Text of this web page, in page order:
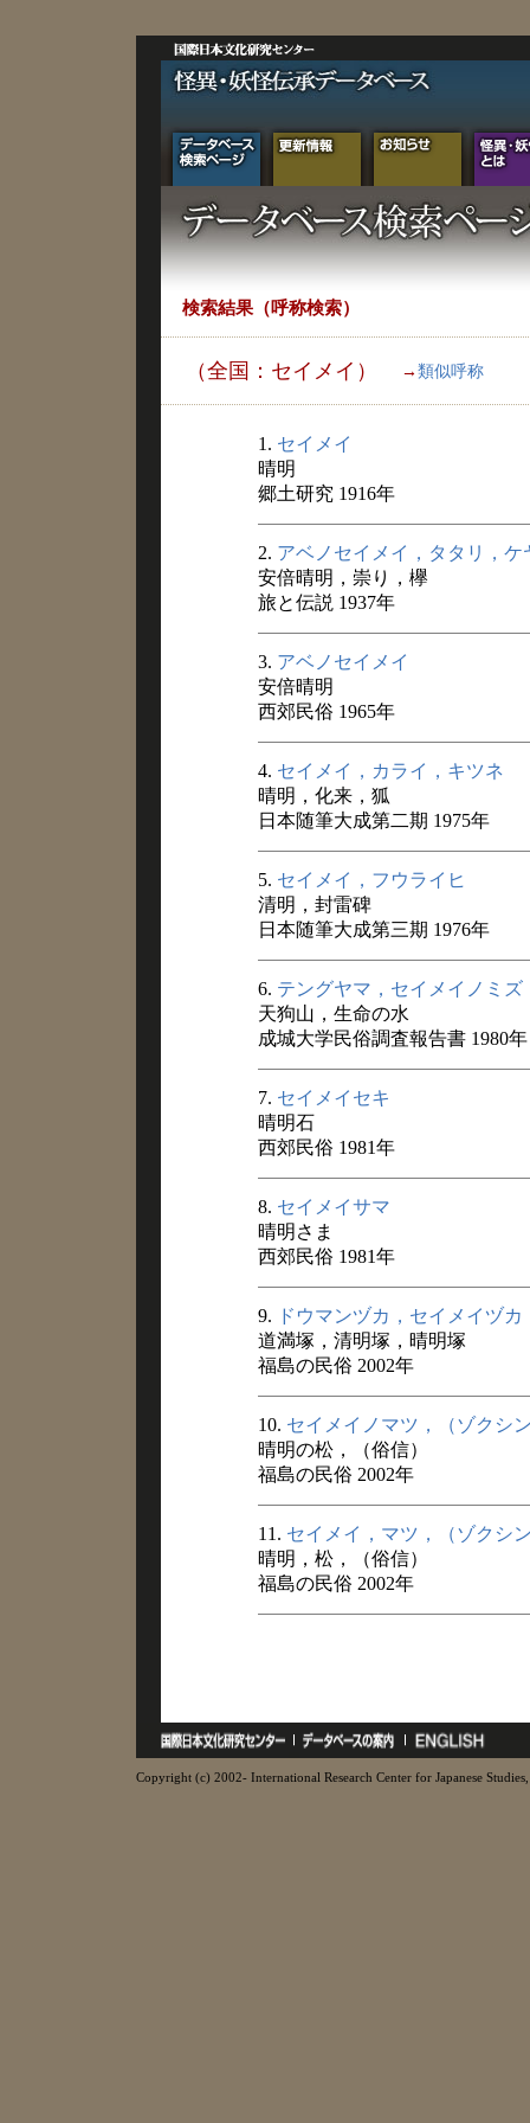
検索結果（呼称検索）
（全国：セイメイ） → 類似呼称
1. セイメイ
晴明
郷土研究 1916年
2. アベノセイメイ，タタリ，ケ
安倍晴明，崇り，欅
旅と伝説 1937年
3. アベノセイメイ
安倍晴明
西郊民俗 1965年
4. セイメイ，カライ，キツネ
晴明，化来，狐
日本随筆大成第二期 1975年
5. セイメイ，フウライヒ
清明，封雷碑
日本随筆大成第三期 1976年
6. テングヤマ，セイメイノミズ
天狗山，生命の水
成城大学民俗調査報告書 1980年
7. セイメイセキ
晴明石
西郊民俗 1981年
8. セイメイサマ
晴明さま
西郊民俗 1981年
9. ドウマンヅカ，セイメイヅ
道満塚，清明塚，晴明塚
福島の民俗 2002年
10. セイメイノマツ，（ゾクシ
晴明の松，（俗信）
福島の民俗 2002年
11. セイメイ，マツ，（ゾクシ
晴明，松，（俗信）
福島の民俗 2002年
Copyright (c) 2002- International Research Center for Japanese